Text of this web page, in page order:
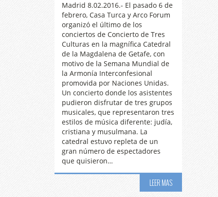
Madrid 8.02.2016.- El pasado 6 de
febrero, Casa Turca y Arco Forum
organizó el último de los
conciertos de Concierto de Tres
Culturas en la magnífica Catedral
de la Magdalena de Getafe, con
motivo de la Semana Mundial de
la Armonía Interconfesional
promovida por Naciones Unidas.
Un concierto donde los asistentes
pudieron disfrutar de tres grupos
musicales, que representaron tres
estilos de música diferente: judía,
cristiana y musulmana. La
catedral estuvo repleta de un
gran número de espectadores
que quisieron…
LEER MAS
Madridse convierte
en la cuna de las